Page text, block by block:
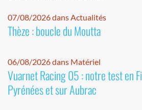
07/08/2026 dans Actualités
Thèze : boucle du Moutta
06/08/2026 dans Matériel
Vuarnet Racing 05 : notre test en
Pyrénées et sur Aubrac